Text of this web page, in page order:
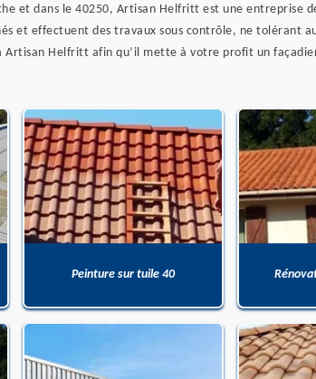
et dans le 40250, Artisan Helfritt est une
et effectuent des travaux sous contrôle, ne tolérant
Artisan Helfritt afin qu’il mette à votre profit un
Peinture sur tuile 40